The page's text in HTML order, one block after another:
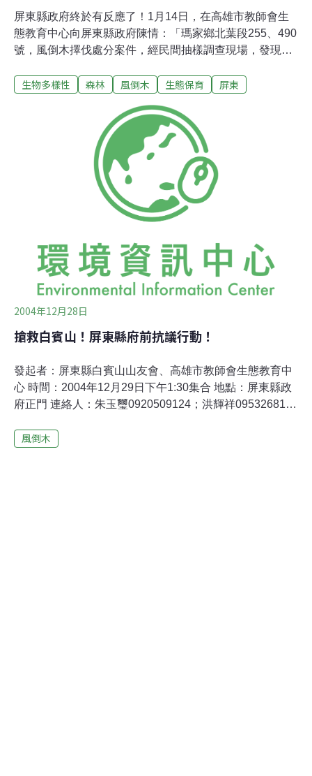
屏東縣政府終於有反應了！1月14日，在高雄市教師會生
態教育中心向屏東縣政府陳情：「瑪家鄉北葉段255、490
號，風倒木擇伐處分案件，經民間抽樣調查現場，發現包
要求停工，進行調查。」同時在1月17日，李根政直接向
日，屏東縣政府由古源光副縣長領軍，偕同民間人士至現
場會勘。上午9:30首先在瑪家鄉鄉長室進行對話，本人對
風倒木作業提出數項質疑，包括：我們並且提出全面停
工，徹查有無不法，追究相關單位、人員之責任，研擬善
後措施；全面檢討屏東縣之森林政策，避免風倒木整理事
件重演等兩項訴求。 古副縣長現場會勘 10點30分，古副
縣長率原民局長曾智勇，瑪家鄉康錦吉鄉長，以及相關承
輝祥老師、台灣生態學會會員朱玉璽老師，以及數位山友
等民間人士共同會勘作
生物多樣性 森林 風倒木 生態保育 屏東
2004年12月28日
搶救白賓山！屏東縣府前抗議行動！
發起者：屏東縣白賓山山友會、高雄市教師會生態教育中
心 時間：2004年12月29日下午1:30集合 地點：屏東縣政
府正門 連絡人：朱玉璽0920509124；洪輝祥0953268119
體、山友多次揭發、陳情，但至今仍持續砍伐， 山林殘
風倒木